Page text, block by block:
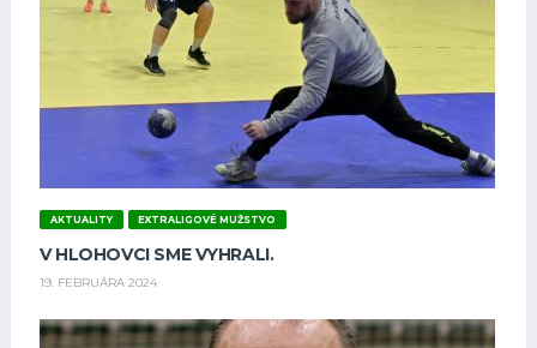
AKTUALITY EXTRALIGOVÉ MUŽSTVO
V HLOHOVCI SME VYHRALI.
19. FEBRUÁRA 2024